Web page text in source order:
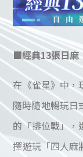
■經典13張日
在《雀星》中，
隨時隨地暢玩日
的「排位戰」，
擇遊玩「四人麻